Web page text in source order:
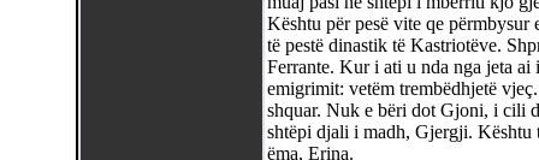
Kështu për pesë vite qe përmbysur
të pestë dinastik të Kastriotëve.
Ferrante. Kur i ati u nda nga jeta
emigrimit: vetëm trembëdhjetë
shquar. Nuk e bëri dot Gjoni, i cili
shtëpi djali i madh, Gjergji. Kështu
ëma, Erina.